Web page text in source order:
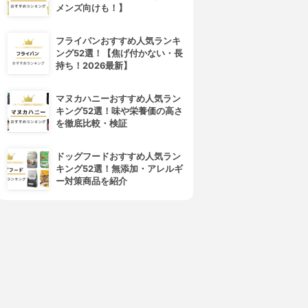
メンズ向けも！】
フライパンおすすめ人気ランキ
ング52選！【焦げ付かない・長
持ち！2026最新】
マヌカハニーおすすめ人気ラン
キング52選！味や栄養価の高さ
を徹底比較・検証
ドッグフードおすすめ人気ラン
キング52選！無添加・アレルギ
ー対策商品を紹介